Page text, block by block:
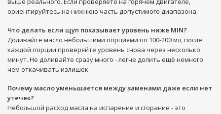
ориентируйтесь на нижнюю часть допустимого диапазона.
Что делать если щуп показывает уровень ниже MIN?
Доливайте масло небольшими порциями по 100-200 мл, после
каждой порции проверяйте уровень снова через несколько
минут. Не доливайте сразу много - легче долить ещё немного
чем откачивать излишек.
Почему масло уменьшается между заменами даже если нет
утечек?
Небольшой расход масла на испарение и сгорание - это